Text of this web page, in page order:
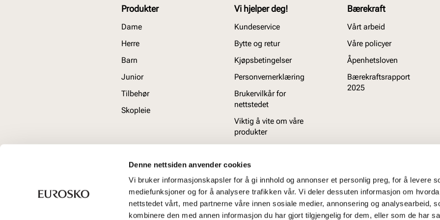
Denne nettsiden anvender cookies
Vi bruker informasjonskapsler for å gi innhold og annonser et personlig preg, for å levere
mediefunksjoner og for å analysere trafikken vår. Vi deler dessuten informasjon om
nettstedet vårt, med partnerne våre innen sosiale medier, annonsering og analysearbeid,
kombinere den med annen informasjon du har gjort tilgjengelig for dem, eller som de har
Produkter
Dame
Herre
Barn
Junior
Tilbehør
Skopleie
Vi hjelper deg!
Kundeservice
Bytte og retur
Kjøpsbetingelser
Personvernerklæring
Brukervilkår for
nettstedet
Viktig å vite om våre
produkter
Bærekraft
Vårt arbeid
Våre policyer
Åpenhetsloven
Bærekraftsrapport
2025